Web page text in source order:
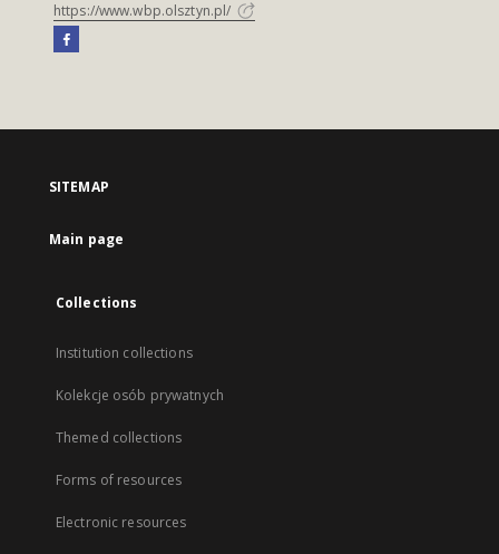
https://www.wbp.olsztyn.pl/
SITEMAP
Main page
Collections
Institution collections
Kolekcje osób prywatnych
Themed collections
Forms of resources
Electronic resources